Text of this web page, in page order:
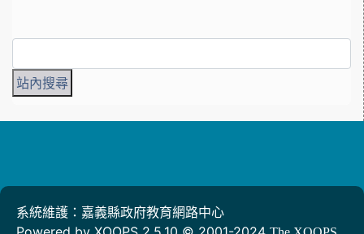
系統維護：嘉義縣政府教育網路中心